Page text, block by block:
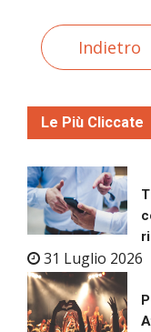
Indietro
Le Più Cliccate
31 Luglio 2026